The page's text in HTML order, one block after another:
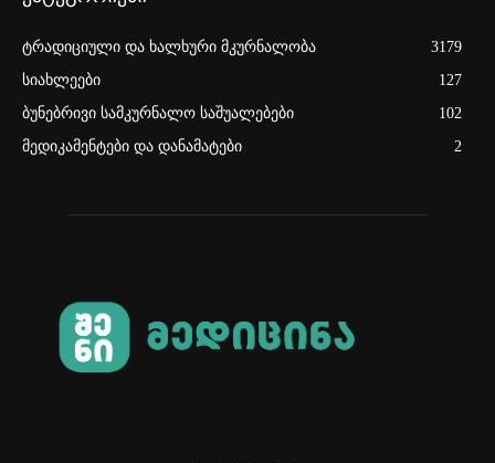
ტრადიციული და ხალხური მკურნალობა
3179
სიახლეები
127
ბუნებრივი სამკურნალო საშუალებები
102
მედიკამენტები და დანამატები
2